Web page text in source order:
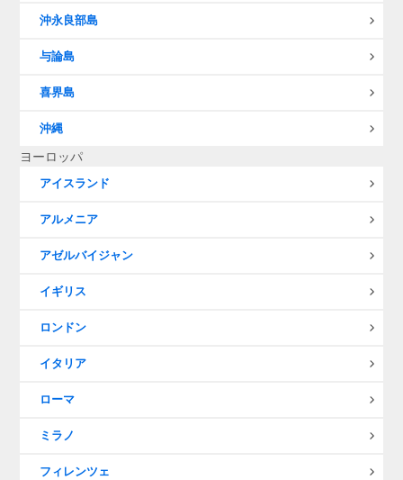
沖永良部島
与論島
喜界島
沖縄
ヨーロッパ
アイスランド
アルメニア
アゼルバイジャン
イギリス
ロンドン
イタリア
ローマ
ミラノ
フィレンツェ